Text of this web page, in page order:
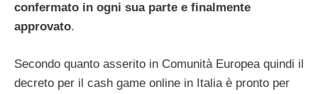
confermato in ogni sua parte e finalmente
approvato.
Secondo quanto asserito in Comunità Europea quindi il
decreto per il cash game online in Italia è pronto per